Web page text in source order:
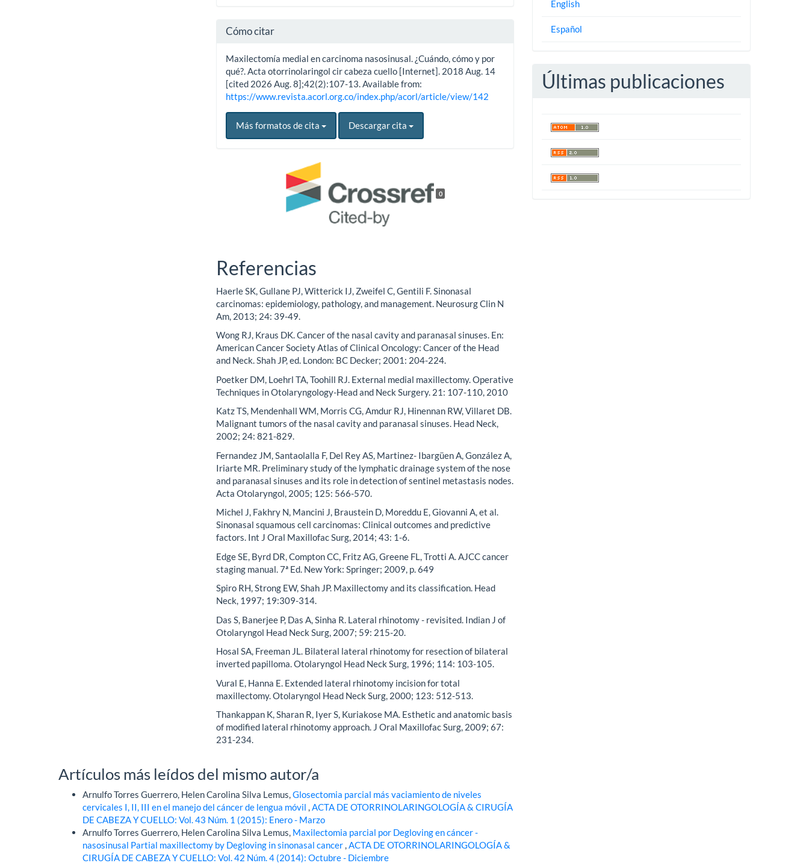
Cómo citar
Maxilectomía medial en carcinoma nasosinusal. ¿Cuándo, cómo y por
qué?. Acta otorrinolaringol cir cabeza cuello [Internet]. 2018 Aug. 14
[cited 2026 Aug. 8];42(2):107-13. Available from:
https://www.revista.acorl.org.co/index.php/acorl/article/view/142
Más formatos de cita Descargar cita
0
Referencias
Haerle SK, Gullane PJ, Witterick IJ, Zweifel C, Gentili F. Sinonasal
carcinomas: epidemiology, pathology, and management. Neurosurg Clin N
Am, 2013; 24: 39-49.
Wong RJ, Kraus DK. Cancer of the nasal cavity and paranasal sinuses. En:
American Cancer Society Atlas of Clinical Oncology: Cancer of the Head
and Neck. Shah JP, ed. London: BC Decker; 2001: 204-224.
Poetker DM, Loehrl TA, Toohill RJ. External medial maxillectomy. Operative
Techniques in Otolaryngology-Head and Neck Surgery. 21: 107-110, 2010
Katz TS, Mendenhall WM, Morris CG, Amdur RJ, Hinennan RW, Villaret DB.
Malignant tumors of the nasal cavity and paranasal sinuses. Head Neck,
2002; 24: 821-829.
Fernandez JM, Santaolalla F, Del Rey AS, Martinez- Ibargüen A, González A,
Iriarte MR. Preliminary study of the lymphatic drainage system of the nose
and paranasal sinuses and its role in detection of sentinel metastasis nodes.
Acta Otolaryngol, 2005; 125: 566-570.
Michel J, Fakhry N, Mancini J, Braustein D, Moreddu E, Giovanni A, et al.
Sinonasal squamous cell carcinomas: Clinical outcomes and predictive
factors. Int J Oral Maxillofac Surg, 2014; 43: 1-6.
Edge SE, Byrd DR, Compton CC, Fritz AG, Greene FL, Trotti A. AJCC cancer
staging manual. 7ª Ed. New York: Springer; 2009, p. 649
Spiro RH, Strong EW, Shah JP. Maxillectomy and its classification. Head
Neck, 1997; 19:309-314.
Das S, Banerjee P, Das A, Sinha R. Lateral rhinotomy - revisited. Indian J of
Otolaryngol Head Neck Surg, 2007; 59: 215-20.
Hosal SA, Freeman JL. Bilateral lateral rhinotomy for resection of bilateral
inverted papilloma. Otolaryngol Head Neck Surg, 1996; 114: 103-105.
Vural E, Hanna E. Extended lateral rhinotomy incision for total
maxillectomy. Otolaryngol Head Neck Surg, 2000; 123: 512-513.
Thankappan K, Sharan R, Iyer S, Kuriakose MA. Esthetic and anatomic basis
of modified lateral rhinotomy approach. J Oral Maxillofac Surg, 2009; 67:
231-234.
Artículos más leídos del mismo autor/a
Arnulfo Torres Guerrero, Helen Carolina Silva Lemus,Glosectomia parcial más vaciamiento de niveles
cervicales I, II, III en el manejo del cáncer de lengua móvil,ACTA DE OTORRINOLARINGOLOGÍA & CIRUGÍA
DE CABEZA Y CUELLO: Vol. 43 Núm. 1 (2015): Enero - Marzo
Arnulfo Torres Guerrero, Helen Carolina Silva Lemus, Maxilectomia parcial por Degloving en cáncer -
nasosinusal Partial maxillectomy by Degloving in sinonasal cancer,ACTA DE OTORRINOLARINGOLOGÍA &
CIRUGÍA DE CABEZA Y CUELLO: Vol. 42 Núm. 4 (2014): Octubre - Diciembre
English
Español
Últimas publicaciones